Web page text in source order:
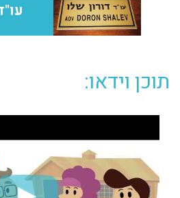
תוכן וידאו: